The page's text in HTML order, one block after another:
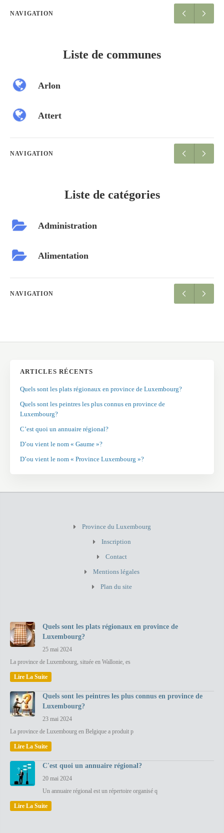
NAVIGATION
Liste de communes
Arlon
Attert
NAVIGATION
Liste de catégories
Administration
Alimentation
NAVIGATION
ARTICLES RÉCENTS
Quels sont les plats régionaux en province de Luxembourg?
Quels sont les peintres les plus connus en province de
Luxembourg?
C’est quoi un annuaire régional?
D’ou vient le nom « Gaume »?
D’ou vient le nom « Province Luxembourg »?
Province du Luxembourg
Inscription
Contact
Mentions légales
Plan du site
Quels sont les plats régionaux en province de
Luxembourg?
25 mai 2024
La province de Luxembourg, située en Wallonie, es
Lire La Suite
Quels sont les peintres les plus connus en province de
Luxembourg?
23 mai 2024
La province de Luxembourg en Belgique a produit p
Lire La Suite
C'est quoi un annuaire régional?
20 mai 2024
Un annuaire régional est un répertoire organisé q
Lire La Suite